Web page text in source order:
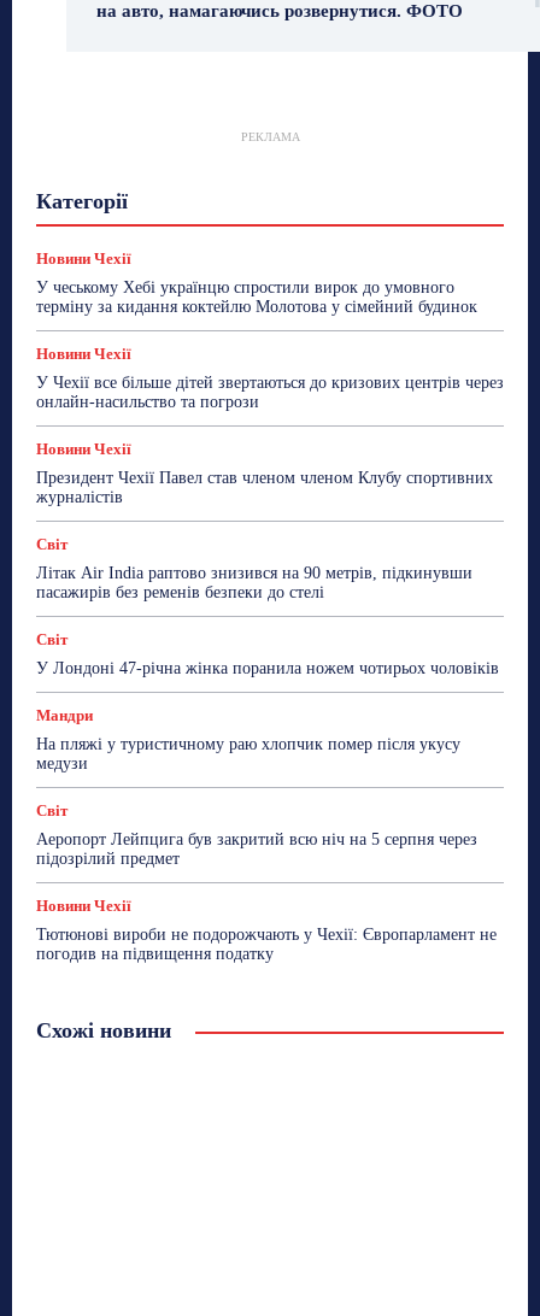
на авто, намагаючись розвернутися. ФОТО
РЕКЛАМА
Категорії
Лайфстайл
Мандри Мова
Новини України
Новини Чехії
Робота
ТехноМанія
Топ-новини Фоторепортаж
Новини Чехії
У чеському Хебі українцю спростили вирок до умовного
терміну за кидання коктейлю Молотова у сімейний будинок
Новини Чехії
У Чехії все більше дітей звертаються до кризових центрів через
онлайн-насильство та погрози
Новини Чехії
Президент Чехії Павел став членом членом Клубу спортивних
журналістів
Світ
Літак Air India раптово знизився на 90 метрів, підкинувши
пасажирів без ременів безпеки до стелі
Світ
У Лондоні 47-річна жінка поранила ножем чотирьох чоловіків
Мандри
На пляжі у туристичному раю хлопчик помер після укусу
медузи
Світ
Аеропорт Лейпцига був закритий всю ніч на 5 серпня через
підозрілий предмет
Новини Чехії
Тютюнові вироби не подорожчають у Чехії: Європарламент не
погодив на підвищення податку
Схожі новини